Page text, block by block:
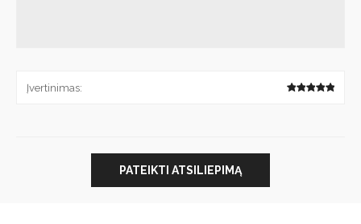
Įvertinimas:
PATEIKTI ATSILIEPIMĄ